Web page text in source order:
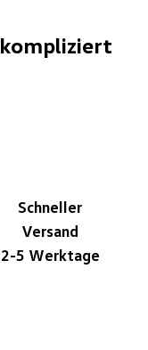
Schneller
Versand
2-5 Werktage